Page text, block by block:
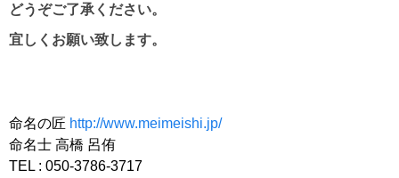
どうぞご了承ください。
宜しくお願い致します。
命名の匠 http://www.meimeishi.jp/
命名士 高橋 呂侑
TEL : 050-3786-3717